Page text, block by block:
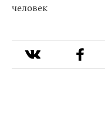
человек